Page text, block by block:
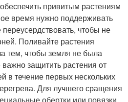
привитым растениям
время нужно поддерживать
чтобы не
Поливайте растения
тем, чтобы земля не была
защитить растения от
в течение первых нескольких
Для лучшего сращения